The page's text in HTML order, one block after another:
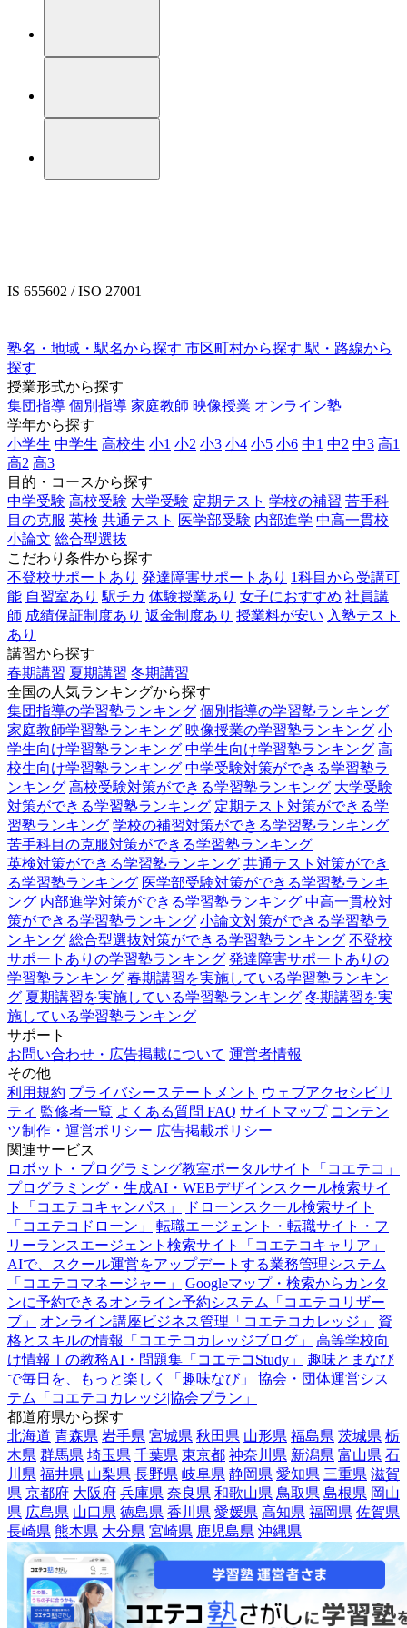
IS 655602 / ISO 27001
塾名・地域・駅名から探す 市区町村から探す 駅・路線から
探す
授業形式から探す
集団指導 個別指導 家庭教師 映像授業 オンライン塾
学年から探す
小学生 中学生 高校生 小1 小2 小3 小4 小5 小6 中1 中2 中3 高1
高2 高3
目的・コースから探す
中学受験 高校受験 大学受験 定期テスト 学校の補習 苦手科
目の克服 英検 共通テスト 医学部受験 内部進学 中高一貫校
小論文 総合型選抜
こだわり条件から探す
不登校サポートあり 発達障害サポートあり 1科目から受講可
能 自習室あり 駅チカ 体験授業あり 女子におすすめ 社員講
師 成績保証制度あり 返金制度あり 授業料が安い 入塾テスト
あり
講習から探す
春期講習 夏期講習 冬期講習
全国の人気ランキングから探す
集団指導の学習塾ランキング 個別指導の学習塾ランキング
家庭教師学習塾ランキング 映像授業の学習塾ランキング 小
学生向け学習塾ランキング 中学生向け学習塾ランキング 高
校生向け学習塾ランキング 中学受験対策ができる学習塾ラ
ンキング 高校受験対策ができる学習塾ランキング 大学受験
対策ができる学習塾ランキング 定期テスト対策ができる学
習塾ランキング 学校の補習対策ができる学習塾ランキング
苦手科目の克服対策ができる学習塾ランキング
英検対策ができる学習塾ランキング 共通テスト対策ができ
る学習塾ランキング 医学部受験対策ができる学習塾ランキ
ング 内部進学対策ができる学習塾ランキング 中高一貫校対
策ができる学習塾ランキング 小論文対策ができる学習塾ラ
ンキング 総合型選抜対策ができる学習塾ランキング 不登校
サポートありの学習塾ランキング 発達障害サポートありの
学習塾ランキング 春期講習を実施している学習塾ランキン
グ 夏期講習を実施している学習塾ランキング 冬期講習を実
施している学習塾ランキング
サポート
お問い合わせ・広告掲載について 運営者情報
その他
利用規約 プライバシーステートメント ウェブアクセシビリ
ティ 監修者一覧 よくある質問 FAQ サイトマップ コンテン
ツ制作・運営ポリシー 広告掲載ポリシー
関連サービス
ロボット・プログラミング教室ポータルサイト「コエテコ」
プログラミング・生成AI・WEBデザインスクール検索サイ
ト「コエテコキャンパス」
ドローンスクール検索サイト
「コエテコドローン」
転職エージェント・転職サイト・フ
リーランスエージェント検索サイト「コエテコキャリア」
AIで、スクール運営をアップデートする業務管理システム
「コエテコマネージャー」
Googleマップ・検索からカンタ
ンに予約できるオンライン予約システム「コエテコリザー
ブ」
オンライン講座ビジネス管理「コエテコカレッジ」
資
格とスキルの情報「コエテコカレッジブログ」
高等学校向
け情報Ⅰの教務AI・問題集「コエテコStudy」
趣味とまなび
で毎日を、もっと楽しく「趣味なび」
協会・団体運営シス
テム「コエテコカレッジ|協会プラン」
都道府県から探す
北海道 青森県 岩手県 宮城県 秋田県 山形県 福島県 茨城県 栃
木県 群馬県 埼玉県 千葉県 東京都 神奈川県 新潟県 富山県 石
川県 福井県 山梨県 長野県 岐阜県 静岡県 愛知県 三重県 滋賀
県 京都府 大阪府 兵庫県 奈良県 和歌山県 鳥取県 島根県 岡山
県 広島県 山口県 徳島県 香川県 愛媛県 高知県 福岡県 佐賀県
長崎県 熊本県 大分県 宮崎県 鹿児島県 沖縄県